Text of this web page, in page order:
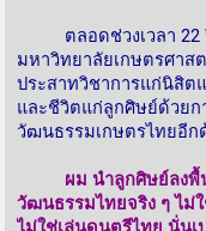
ตลอดช่วงเวลา 22 ปี
มหาวิทยาลัยเกษตรศาส
ประสาทวิชาการแก่นิสิต
และชีวิตแก่ลูกศิษย์ด้วย
วัฒนธรรมเกษตรไทยอีก
ผม นำลูกศิษย์ลงพื้นดิ
วัฒนธรรมไทยจริง ๆ ไม่